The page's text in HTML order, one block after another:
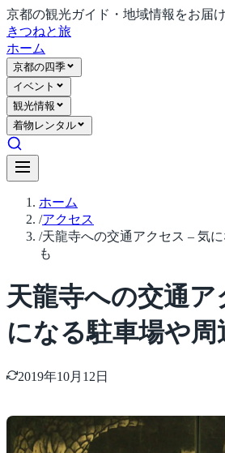
京都の観光ガイド・地域情報をお届け
きつねと旅
ホーム
京都の四季
イベント
観光情報
着物レンタル
ホーム
/アクセス
/天龍寺への交通アクセス – 気
も
天龍寺への交通ア
になる駐車場や周
2019年10月12日